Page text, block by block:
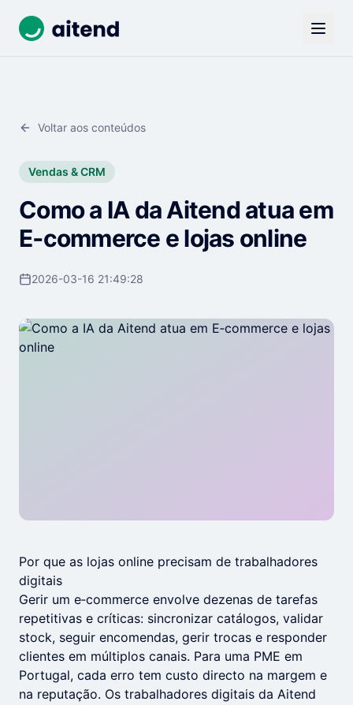
Voltar aos conteúdos
Vendas & CRM
Como a IA da Aitend atua em
E‑commerce e lojas online
2026-03-16 21:49:28
Por que as lojas online precisam de trabalhadores
digitais
Gerir um e‑commerce envolve dezenas de tarefas
repetitivas e críticas: sincronizar catálogos, validar
stock, seguir encomendas, gerir trocas e responder
clientes em múltiplos canais. Para uma PME em
Portugal, cada erro tem custo directo na margem e
na reputação. Os trabalhadores digitais da Aitend